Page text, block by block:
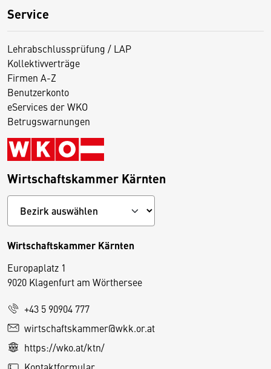
Service
Lehrabschlussprüfung / LAP
Kollektivverträge
Firmen A-Z
Benutzerkonto
eServices der WKO
Betrugswarnungen
Wirtschaftskammer Kärnten
Wirtschaftskammer Kärnten
Europaplatz 1
9020 Klagenfurt am Wörthersee
+43 5 90904 777
wirtschaftskammer@wkk.or.at
https://wko.at/ktn/
D
e